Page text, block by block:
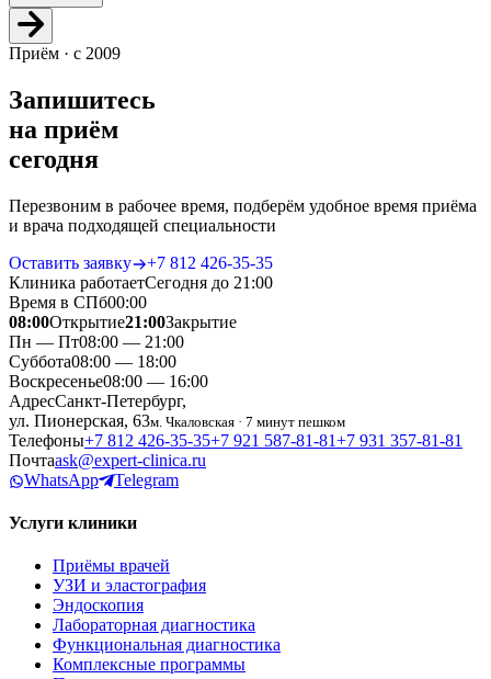
Приём · с 2009
Запишитесь
на приём
сегодня
Перезвоним в рабочее время, подберём удобное время приёма
и врача подходящей специальности
Оставить заявку
+7 812 426‑35‑35
Клиника работаетСегодня до 21:00
Время в СПб00:00
08:00Открытие21:00Закрытие
Пн — Пт08:00 — 21:00
Суббота08:00 — 18:00
Воскресенье08:00 — 16:00
АдресСанкт-Петербург,
ул. Пионерская, 63м. Чкаловская · 7 минут пешком
Телефоны+7 812 426‑35‑35+7 921 587‑81‑81+7 931 357‑81‑81
Почтаask@expert-clinica.ru
WhatsApp
Telegram
Услуги клиники
Приёмы врачей
УЗИ и эластография
Эндоскопия
Лабораторная диагностика
Функциональная диагностика
Комплексные программы